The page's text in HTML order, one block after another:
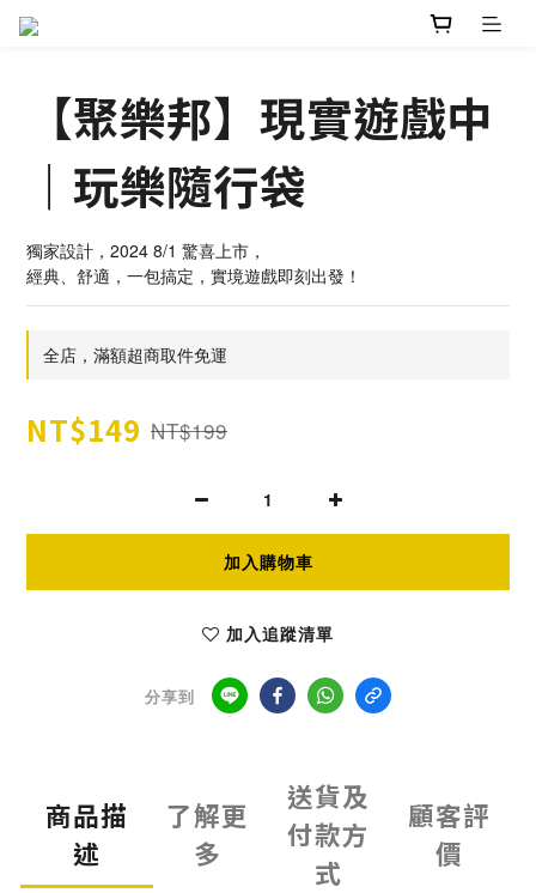
【聚樂邦】現實遊戲中
｜玩樂隨行袋
獨家設計，2024 8/1 驚喜上市，
經典、舒適，一包搞定，實境遊戲即刻出發！
全店，滿額超商取件免運
NT$149 NT$199
加入購物車
加入追蹤清單
分享到
商品描
述
了解更
多
送貨及
付款方
式
顧客評
價